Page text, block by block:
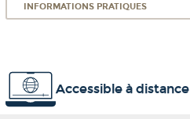
INFORMATIONS PRATIQUES
Accessible à distance